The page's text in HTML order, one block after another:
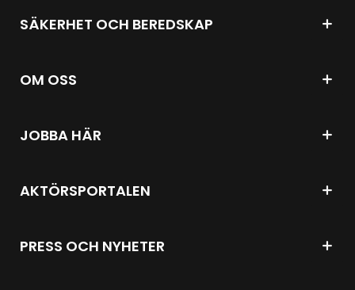
SÄKERHET OCH BEREDSKAP
OM OSS
JOBBA HÄR
AKTÖRSPORTALEN
PRESS OCH NYHETER